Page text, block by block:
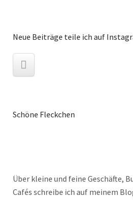
Neue Beiträge teile ich auf
Schöne Fleckchen
Über kleine und feine Geschäfte,
Cafés schreibe ich auf meinem